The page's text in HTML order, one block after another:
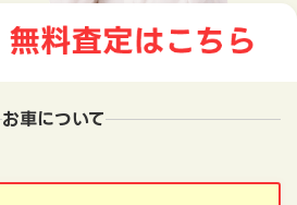
お車について